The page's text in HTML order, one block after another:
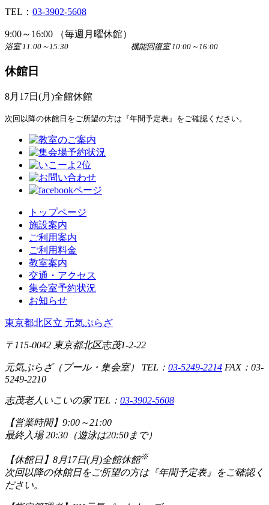
TEL： 03-3902-5608
9:00～16:00 （毎週月曜休館）
浴室 11:00～15:30 機能回復室 10:00～16:00
休館日
8月17日(月)全館休館
次回以降の休館日をご所望の方は『年間予定表』をご確認ください。
トップページ
施設案内
ご利用案内
ご利用料金
教室案内
交通・アクセス
集会室予約状況
お知らせ
東京都北区立 元気ぷらざ
〒115-0042 東京都北区志茂1-2-22
元気ぷらざ（プール・集会室） TEL： 03-5249-2214 FAX：03-
5249-2210
志茂老人いこいの家 TEL： 03-3902-5608
【営業時間】 9:00～21:00
最終入場 20:30（遊泳は20:50まで）
【休館日】 8月17日(月)全館休館※
次回以降の休館日をご所望の方は『年間予定表』をご確認く
ださい。